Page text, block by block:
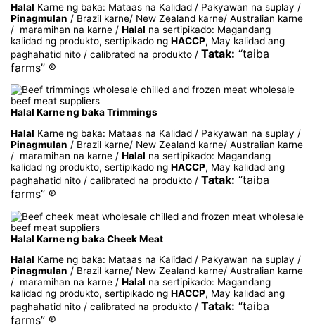
Halal Karne ng baka: Mataas na Kalidad / Pakyawan na suplay /
Pinagmulan / Brazil karne/ New Zealand karne/ Australian karne
/ maramihan na karne /Halal na sertipikado: Magandang
kalidad ng produkto, sertipikado ngHACCP, May kalidad ang
paghahatid nito / calibrated na produkto /Tatak: “taiba
farms” ®
Halal Karne ng baka Trimmings
Halal Karne ng baka: Mataas na Kalidad / Pakyawan na suplay /
Pinagmulan / Brazil karne/ New Zealand karne/ Australian karne
/ maramihan na karne /Halal na sertipikado: Magandang
kalidad ng produkto, sertipikado ngHACCP, May kalidad ang
paghahatid nito / calibrated na produkto /Tatak: “taiba
farms” ®
Halal Karne ng baka Cheek Meat
Halal Karne ng baka: Mataas na Kalidad / Pakyawan na suplay /
Pinagmulan / Brazil karne/ New Zealand karne/ Australian karne
/ maramihan na karne /Halal na sertipikado: Magandang
kalidad ng produkto, sertipikado ngHACCP, May kalidad ang
paghahatid nito / calibrated na produkto /Tatak: “taiba
farms” ®